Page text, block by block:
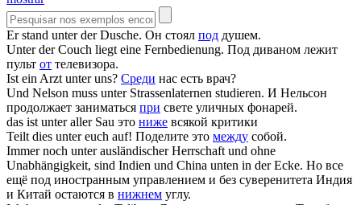
Er stand unterder Dusche. Он стоял под душем.
Unterder Couch liegt eine Fernbedienung. Под диваном лежит
пульт от телевизора.
Ist ein Arztunteruns? Среди нас есть врач?
Und Nelson muss unterStrassenlaternen studieren. И Нельсон
продолжает заниматься при свете уличных фонарей.
das istunteraller Sau это ниже всякой критики
Teilt dies untereuch auf! Поделите это между собой.
Immer noch unterausländischer Herrschaft und ohne
Unabhängigkeit, sind Indien und China unten in der Ecke. Но все
ещё под иностранным управлением и без суверенитета Индия
и Китай остаются в нижнем углу.